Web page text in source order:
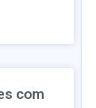
com